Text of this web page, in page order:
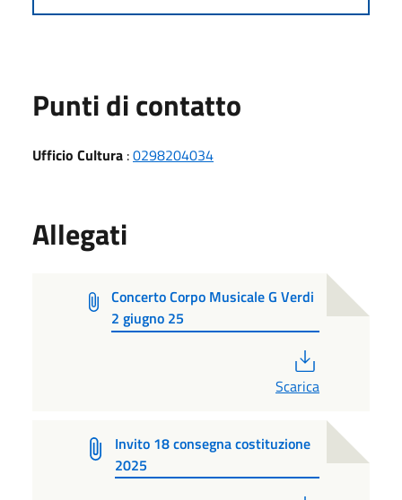
Punti di contatto
Ufficio Cultura :0298204034
Allegati
Concerto Corpo Musicale G Verdi
2 giugno 25
Scarica
Invito 18 consegna costituzione
2025